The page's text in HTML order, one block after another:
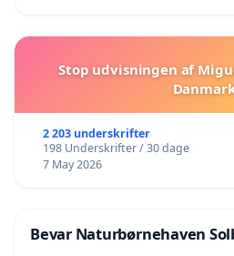
Stop udvisningen af
2 203 underskrifter
198 Underskrifter / 30 dage
7 May 2026
Bevar Naturbørnehaven